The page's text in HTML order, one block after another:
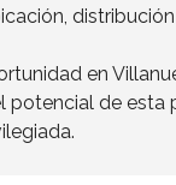
en
potencial de esta